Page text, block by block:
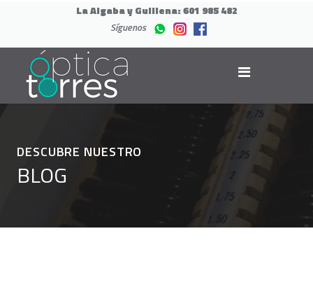
La Algaba y Guillena:601 985 482
Síguenos
DESCUBRE NUESTRO
BLOG